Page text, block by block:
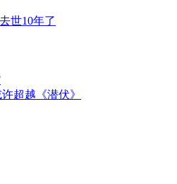
世10年了
超越《潜伏》